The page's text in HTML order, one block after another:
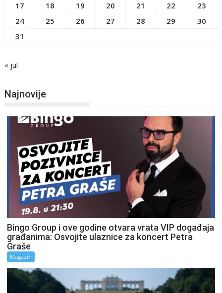
17
18 19 20 21 22
23
24
25 26 27 28 29
30
31
« jul
Najnovije
Bingo Group i ove godine otvara vrata VIP događaja
građanima: Osvojite ulaznice za koncert Petra
Graše
Magazin